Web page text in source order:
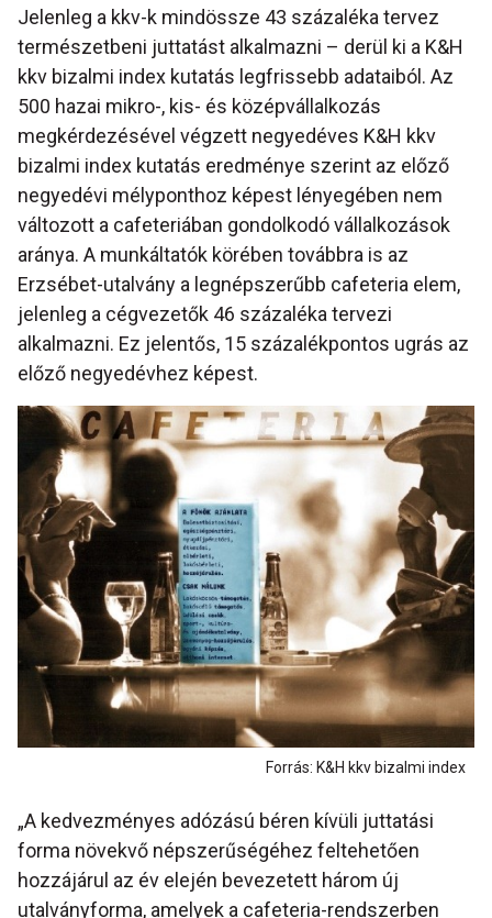
Jelenleg a kkv-k mindössze 43 százaléka tervez
természetbeni juttatást alkalmazni – derül ki a K&H
kkv bizalmi index kutatás legfrissebb adataiból. Az
500 hazai mikro-, kis- és középvállalkozás
megkérdezésével végzett negyedéves K&H kkv
bizalmi index kutatás eredménye szerint az előző
negyedévi mélyponthoz képest lényegében nem
változott a cafeteriában gondolkodó vállalkozások
aránya. A munkáltatók körében továbbra is az
Erzsébet-utalvány a legnépszerűbb cafeteria elem,
jelenleg a cégvezetők 46 százaléka tervezi
alkalmazni. Ez jelentős, 15 százalékpontos ugrás az
előző negyedévhez képest.
Forrás: K&H kkv bizalmi index
„A kedvezményes adózású béren kívüli juttatási
forma növekvő népszerűségéhez feltehetően
hozzájárul az év elején bevezetett három új
utalványforma, amelyek a cafeteria-rendszerben